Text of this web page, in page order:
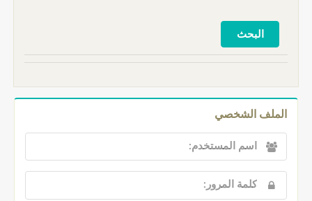
الملف الشخصي